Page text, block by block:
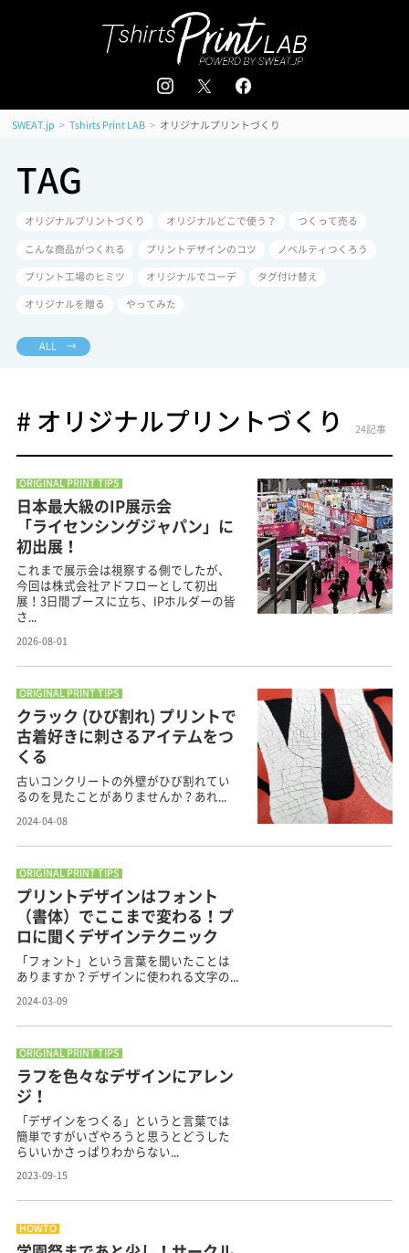
追加注文はこちら
会員登録 / ログイン
SWEAT.jp > Tshirts Print LAB > オリジナルプリントづくり
TAG
オリジナルプリントづくり オリジナルどこで使う？ つくって売る
こんな商品がつくれる プリントデザインのコツ ノベルティつくろう
プリント工場のヒミツ オリジナルでコーデ タグ付け替え
オリジナルを贈る やってみた
ALL →
# オリジナルプリントづくり 24記事
ORIGINAL PRINT TIPS
日本最大級のIP展示会
「ライセンシングジャパン」に
初出展！
これまで展示会は視察する側でしたが、
今回は株式会社アドフローとして初出
展！3日間ブースに立ち、IPホルダーの皆
さ...
2026-08-01
ORIGINAL PRINT TIPS
クラック (ひび割れ) プリントで
古着好きに刺さるアイテムをつ
くる
古いコンクリートの外壁がひび割れてい
るのを見たことがありませんか？あれ...
2024-04-08
ORIGINAL PRINT TIPS
プリントデザインはフォント
（書体）でここまで変わる！プ
ロに聞くデザインテクニック
「フォント」という言葉を聞いたことは
ありますか？デザインに使われる文字の...
2024-03-09
ORIGINAL PRINT TIPS
ラフを色々なデザインにアレン
ジ！
「デザインをつくる」というと言葉では
簡単ですがいざやろうと思うとどうした
らいいかさっぱりわからない...
2023-09-15
HOWTO